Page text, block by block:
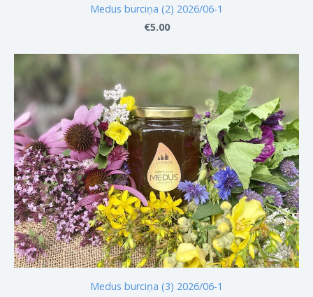
Medus burciņa (2) 2026/06-1
€5.00
Medus burciņa (3) 2026/06-1